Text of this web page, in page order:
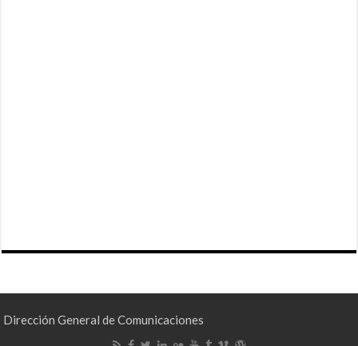
Dirección General de Comunicaciones